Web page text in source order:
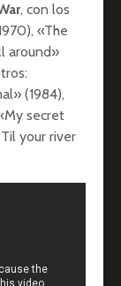
, con los
«The
around»
(1984),
secret
your river